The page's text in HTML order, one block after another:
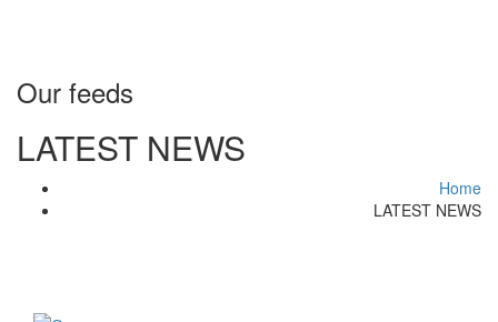
Our feeds
LATEST NEWS
Home
LATEST NEWS